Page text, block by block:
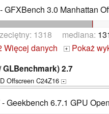
- GFXBench 3.0 Manhattan
1318 mediana:
Więcej danych + Pokaż
GLBenchmark) 2.7
Offscreen C24Z16 +
- Geekbench 6.7.1 GPU